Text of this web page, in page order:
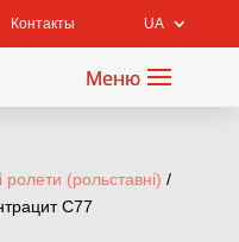
Контакты UA
ролети (рольставні) /
С77